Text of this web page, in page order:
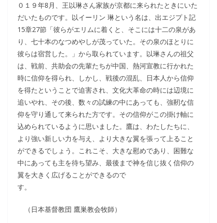
０１９年8月、王以琳さん家族が京都に来られたときにいた
だいたものです。以イーリン 琳という名は、出エジプト記
15章27節「彼らがエリムに着くと、そこには十二の泉があ
り、七十本のなつめやしが茂っていた。その泉のほとりに
彼らは宿営した。」から取られています。以琳さんの祖父
は、戦前、共助会の先輩たちが中国、熱河宣教に行かれた
時に信仰を得られ、しかし、戦後の混乱、日本人から信仰
を得たということで迫害され、文化大革命の時には辺境に
追いやれ、その後、数々の試練の中にあっても、強靭な信
仰を守り通して来られた方です。その信仰がこの掛け軸に
込められているように思いました。鷹は、わたしたちに、
より強い新しい力を与え、より大きな翼を張って上ること
ができるでしょう。これこそ、大きな慰めであり、困難な
中にあっても主を待ち望み、最後まで神を信じ抜く信仰の
翼を大きく広げることができるので
す。
（日本基督教団 鷹巣教会牧師）